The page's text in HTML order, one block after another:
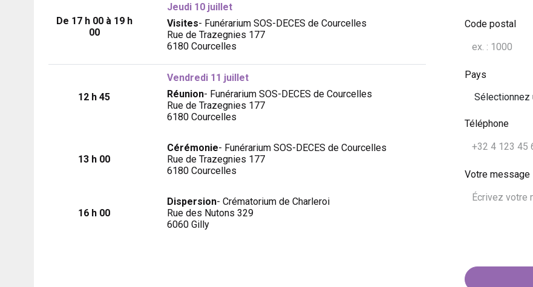
De 17 h 00 à 19 h
00
Jeudi 10 juillet
Visites- Funérarium SOS-DECES de Courcelles
Rue de Trazegnies 177
6180 Courcelles
12 h 45
Vendredi 11 juillet
Réunion- Funérarium SOS-DECES de Courcelles
Rue de Trazegnies 177
6180 Courcelles
13 h 00
Cérémonie- Funérarium SOS-DECES de Courcelles
Rue de Trazegnies 177
6180 Courcelles
16 h 00
Dispersion- Crématorium de Charleroi
Rue des Nutons 329
6060 Gilly
Code postal
Pays
Téléphone
Votre message